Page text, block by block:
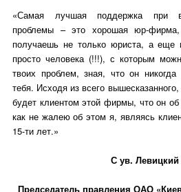
«Самая лучшая поддержка при
проблемы – это хорошая юр-
получаешь не только юриста, а еще
просто человека (!!!), с которым
твоих проблем, зная, что он
тебя. Исходя из всего
будет клиентом этой фирмы, что он
как не жалею об этом я, являясь
15-ти лет.»
С ув. Левицкий
Председатель правления ОАО